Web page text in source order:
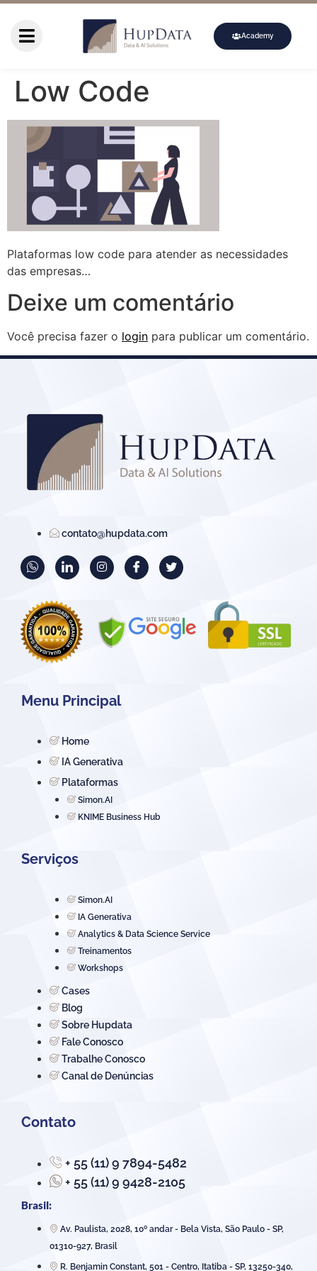
Academy
Low Code
Plataformas low code para atender as necessidades
das empresas…
Deixe um comentário
Você precisa fazer o login para publicar um comentário.
contato@hupdata.com
Menu Principal
Home
IA Generativa
Plataformas
Simon.AI
KNIME Business Hub
Serviços
Simon.AI
IA Generativa
Analytics & Data Science Service
Treinamentos
Workshops
Cases
Blog
Sobre Hupdata
Fale Conosco
Trabalhe Conosco
Canal de Denúncias
Contato
+ 55 (11) 9 7894-5482
+ 55 (11) 9 9428-2105
Brasil:
Av. Paulista, 2028, 10º andar - Bela Vista, São Paulo - SP,
01310-927, Brasil
R. Benjamin Constant, 501 - Centro, Itatiba - SP, 13250-340,